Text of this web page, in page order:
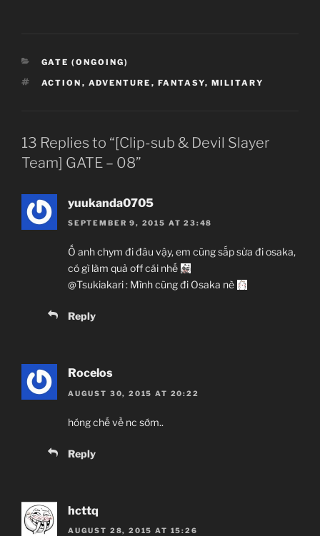
Tên tiếng Việt:
Số tập:
Hãng sản xuất:
CATEGORIES
GATE (ONGOING)
TAGS
ACTION , ADVENTURE , FANTASY, MILITARY
13 Replies to “[Clip-sub & Devil Slayer
Team] GATE – 08”
yuukanda0705
SEPTEMBER 9, 2015 AT 23:48
Ố anh chym đi đâu vậy, em cũng sắp sửa đi osaka,
có gì làm quả off cái nhế
@Tsukiakari : Mình cũng đi Osaka nè
Reply
Rocelos
AUGUST 30, 2015 AT 20:22
hóng chế về nc sớm..
Reply
hcttq
AUGUST 28, 2015 AT 15:26